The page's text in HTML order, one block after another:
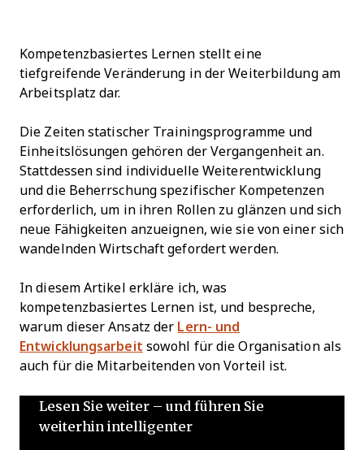
Kompetenzbasiertes Lernen stellt eine
tiefgreifende Veränderung in der Weiterbildung am
Arbeitsplatz dar.
Die Zeiten statischer Trainingsprogramme und
Einheitslösungen gehören der Vergangenheit an.
Stattdessen sind individuelle Weiterentwicklung
und die Beherrschung spezifischer Kompetenzen
erforderlich, um in ihren Rollen zu glänzen und sich
neue Fähigkeiten anzueignen, wie sie von einer sich
wandelnden Wirtschaft gefordert werden.
In diesem Artikel erkläre ich, was
kompetenzbasiertes Lernen ist, und bespreche,
warum dieser Ansatz der Lern- und
Entwicklungsarbeit sowohl für die Organisation als
auch für die Mitarbeitenden von Vorteil ist.
Lesen Sie weiter – und führen Sie
weiterhin intelligenter